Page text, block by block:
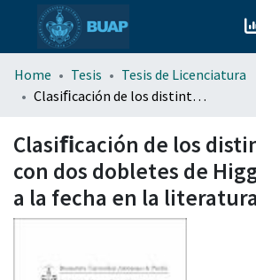
menu.section.about_menu
Home Tesis
Tesis de Licenciatura
Clasiﬁcación de los distintos modelos con dos dobletes de Higgs reportados a la fecha en la literatura
Clasiﬁcación de los
con dos dobletes de
a la fecha en la literatura